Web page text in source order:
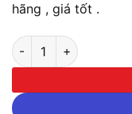
hãng , giá tốt .
Công Tắc Tơ